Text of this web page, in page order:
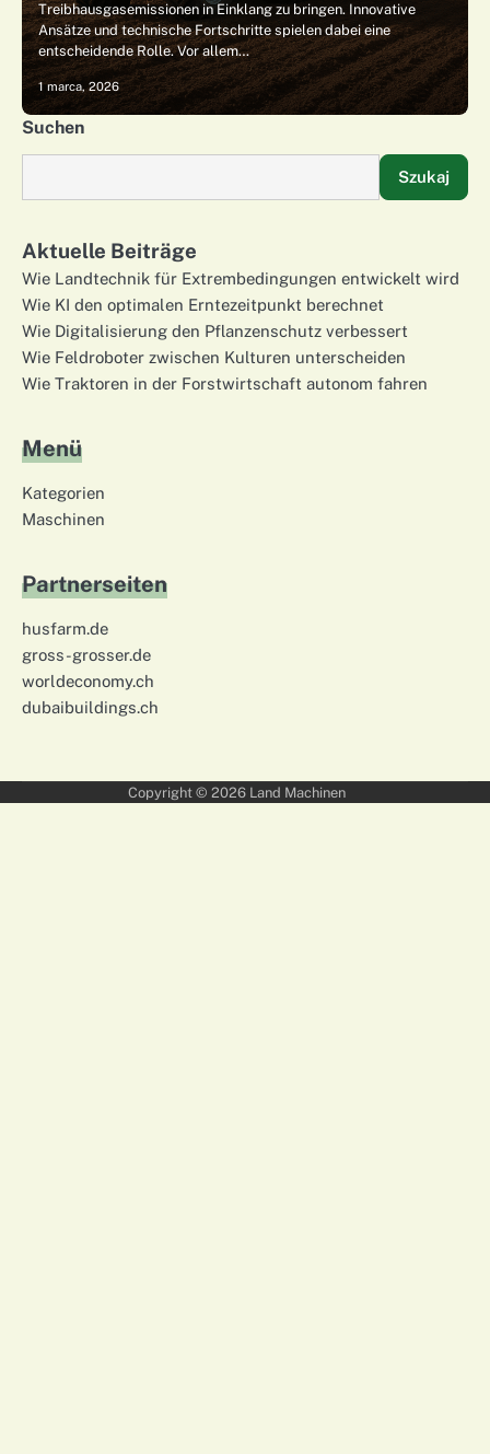
Treibhausgasemissionen in Einklang zu bringen. Innovative
Ansätze und technische Fortschritte spielen dabei eine
entscheidende Rolle. Vor allem…
1 marca, 2026
Suchen
Szukaj
Aktuelle Beiträge
Wie Landtechnik für Extrembedingungen entwickelt wird
Wie KI den optimalen Erntezeitpunkt berechnet
Wie Digitalisierung den Pflanzenschutz verbessert
Wie Feldroboter zwischen Kulturen unterscheiden
Wie Traktoren in der Forstwirtschaft autonom fahren
Menü
Kategorien
Maschinen
Partnerseiten
husfarm.de
gross-grosser.de
worldeconomy.ch
dubaibuildings.ch
Copyright © 2026 Land Machinen